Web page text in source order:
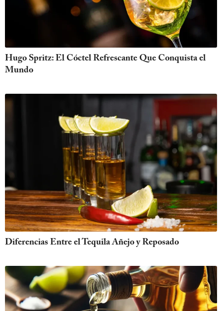
Hugo Spritz: El Cóctel Refrescante Que Conquista el
Mundo
Diferencias Entre el Tequila Añejo y Reposado